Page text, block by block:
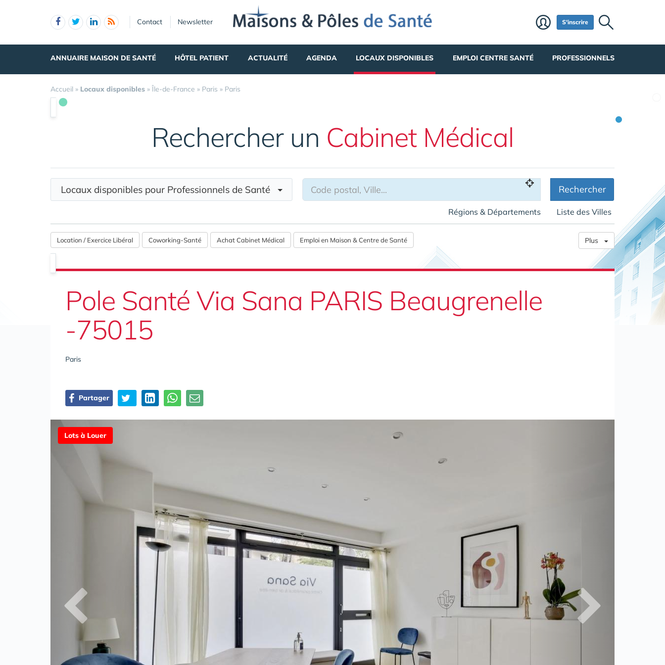
Contact Newsletter S'inscrire
ANNUAIRE MAISON DE SANTÉ HÔTEL PATIENT ACTUALITÉ AGENDA LOCAUX DISPONIBLES EMPLOI CENTRE SANTÉ PROFESSIONNELS
Accueil » Locaux disponibles » Île-de-France » Paris » Paris
Rechercher un Cabinet Médical
Locaux disponibles pour Professionnels de Santé Rechercher
Régions & Départements Liste des Villes
Location / Exercice Libéral Coworking-Santé Achat Cabinet Médical Emploi en Maison & Centre de Santé Plus
Pole Santé Via Sana PARIS Beaugrenelle
-75015
Paris
Partager
Lots à Louer